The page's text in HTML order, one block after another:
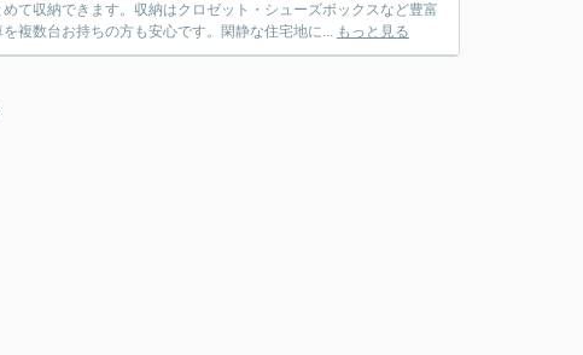
て収納できます。収納はクロゼット・シューズボックスなど豊富
複数台お持ちの方も安心です。閑静な住宅地に... もっと見る